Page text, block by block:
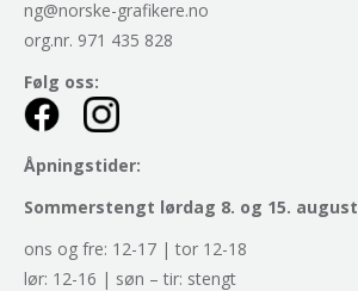
ng@norske-grafikere.no
org.nr. 971 435 828
Følg oss:
Åpningstider:
Sommerstengt lørdag 8. og 15. august
ons og fre: 12-17 | tor 12-18
lør: 12-16 | søn – tir: stengt